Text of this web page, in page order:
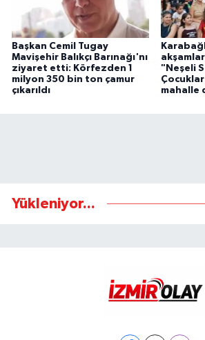
Başkan Cemil Tugay
Mavişehir Balıkçı Barınağı'nı
ziyaret etti: Körfezden 1
milyon 350 bin ton çamur
çıkarıldı
"Neşeli
mahalle
Yükleniyor...